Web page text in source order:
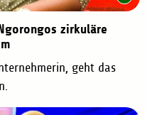
zirkuläre
geht das